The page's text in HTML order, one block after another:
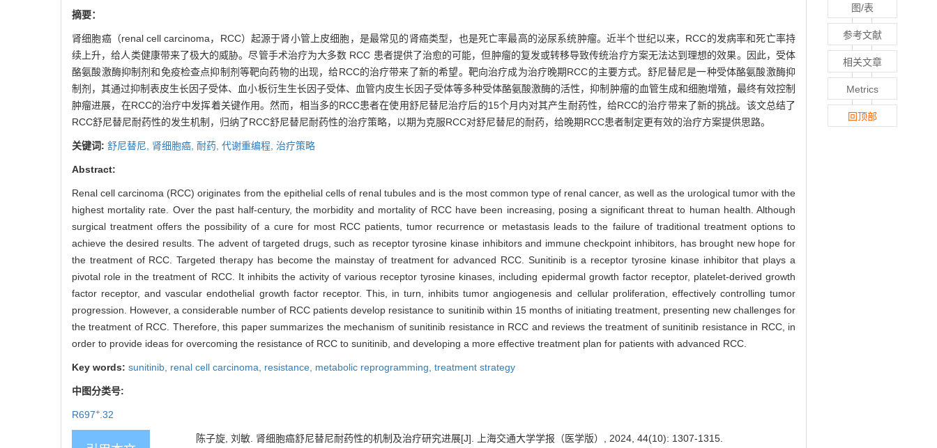
摘要：
肾细胞癌（renal cell carcinoma，RCC）起源于肾小管上皮细胞，是最常见的肾癌类型，也是死亡率最高的泌尿系统肿瘤。近半个世纪以来，RCC的发病率和死亡率持
续上升，给人类健康带来了极大的威胁。尽管手术治疗为大多数 RCC 患者提供了治愈的可能，但肿瘤的复发或转移导致传统治疗方案无法达到理想的效果。因此，受体
酪氨酸激酶抑制剂和免疫检查点抑制剂等靶向药物的出现，给RCC的治疗带来了新的希望。靶向治疗成为治疗晚期RCC的主要方式。舒尼替尼是一种受体酪氨酸激酶抑
制剂，其通过抑制表皮生长因子受体、血小板衍生生长因子受体、血管内皮生长因子受体等多种受体酪氨酸激酶的活性，抑制肿瘤的血管生成和细胞增殖，最终有效控制
肿瘤进展，在RCC的治疗中发挥着关键作用。然而，相当多的RCC患者在使用舒尼替尼治疗后的15个月内对其产生耐药性，给RCC的治疗带来了新的挑战。该文总结了
RCC舒尼替尼耐药性的发生机制，归纳了RCC舒尼替尼耐药性的治疗策略，以期为克服RCC对舒尼替尼的耐药，给晚期RCC患者制定更有效的治疗方案提供思路。
关键词: 舒尼替尼, 肾细胞癌, 耐药, 代谢重编程, 治疗策略
Abstract:
Renal cell carcinoma (RCC) originates from the epithelial cells of renal tubules and is the most common type of renal cancer, as well as the urological tumor with the
highest mortality rate. Over the past half-century, the morbidity and mortality of RCC have been increasing, posing a significant threat to human health. Although
surgical treatment offers the possibility of a cure for most RCC patients, tumor recurrence or metastasis leads to the failure of traditional treatment options to
achieve the desired results. The advent of targeted drugs, such as receptor tyrosine kinase inhibitors and immune checkpoint inhibitors, has brought new hope for
the treatment of RCC. Targeted therapy has become the mainstay of treatment for advanced RCC. Sunitinib is a receptor tyrosine kinase inhibitor that plays a
pivotal role in the treatment of RCC. It inhibits the activity of various receptor tyrosine kinases, including epidermal growth factor receptor, platelet-derived growth
factor receptor, and vascular endothelial growth factor receptor. This, in turn, inhibits tumor angiogenesis and cellular proliferation, effectively controlling tumor
progression. However, a considerable number of RCC patients develop resistance to sunitinib within 15 months of initiating treatment, presenting new challenges for
the treatment of RCC. Therefore, this paper summarizes the mechanism of sunitinib resistance in RCC and reviews the treatment of sunitinib resistance in RCC, in
order to provide ideas for overcoming the resistance of RCC to sunitinib, and developing a more effective treatment plan for patients with advanced RCC.
Key words: sunitinib, renal cell carcinoma, resistance, metabolic reprogramming, treatment strategy
中图分类号:
R697+.32
陈子旋, 刘敏. 肾细胞癌舒尼替尼耐药性的机制及治疗研究进展[J]. 上海交通大学学报（医学版）, 2024, 44(10): 1307-1315.
图/表
参考文献
相关文章
Metrics
回顶部